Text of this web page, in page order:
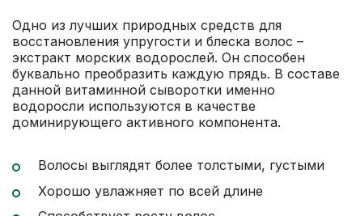
Одно из лучших природных средств для
восстановления упругости и блеска волос –
экстракт морских водорослей. Он способен
буквально преобразить каждую прядь. В составе
данной витаминной сыворотки именно
водоросли используются в качестве
доминирующего активного компонента.
Волосы выглядят более толстыми, густыми
Хорошо увлажняет по всей длине